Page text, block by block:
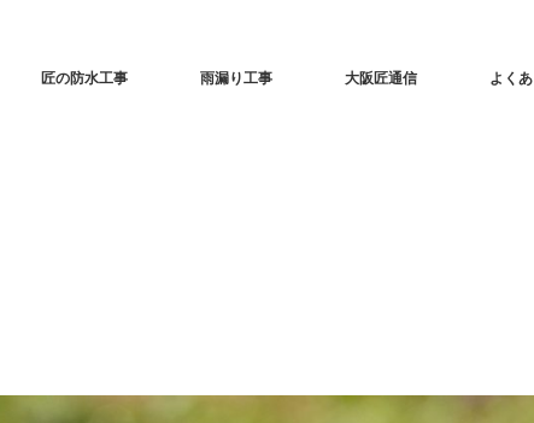
匠の防水工事 雨漏り工事 大阪匠通信 よく